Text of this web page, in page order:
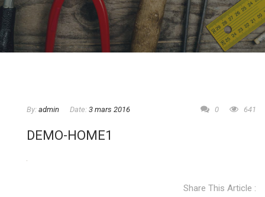
By: admin Date: 3 mars 2016 0 641
DEMO-HOME1
Share This Article :